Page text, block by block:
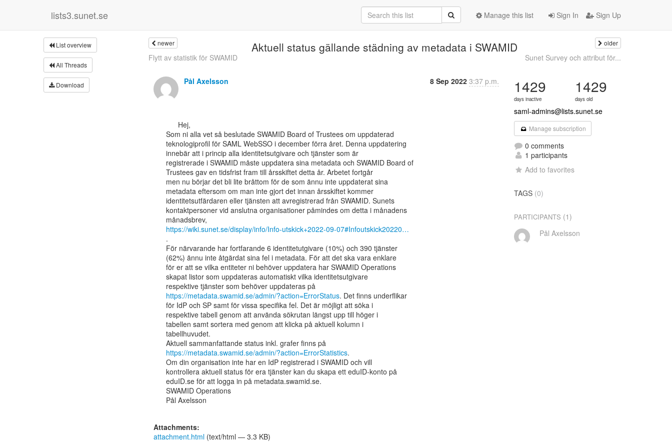
lists3.sunet.se Sign In Sign Up
Manage this list
List overview
All Threads
Download
newer Aktuell status gällande städning av metadata i SWAMID older
Flytt av statistik för SWAMID Sunet Survey och attribut för...
Pål Axelsson 8 Sep 2022 3:37 p.m.
Som ni alla vet så beslutade SWAMID Board of Trustees om uppdaterad
teknologiprofil för SAML WebSSO i december förra året. Denna uppdatering
innebär att i princip alla identitetsutgivare och tjänster som är
registrerade i SWAMID måste uppdatera sina metadata och SWAMID Board of
Trustees gav en tidsfrist fram till årsskiftet detta år. Arbetet fortgår
men nu börjar det bli lite bråttom för de som ännu inte uppdaterat sina
metadata eftersom om man inte gjort det innan årsskiftet kommer
identitetsutfärdaren eller tjänsten att avregistrerad från SWAMID. Sunets
kontaktpersoner vid anslutna organisationer påmindes om detta i månadens
https://wiki.sunet.se/display/info/Info-utskick+2022-09-07#Infoutskick20220…
.
För närvarande har fortfarande 6 identitetutgivare (10%) och 390 tjänster
(62%) ännu inte åtgärdat sina fel i metadata. För att det ska vara enklare
för er att se vilka entiteter ni behöver uppdatera har SWAMID Operations
skapat listor som uppdateras automatiskt vilka identitetsutgivare
https://metadata.swamid.se/admin/?action=ErrorStatus. Det finns underflikar
för IdP och SP samt för vissa specifika fel. Det är möjligt att söka i
respektive tabell genom att använda sökrutan längst upp till höger i
tabellen samt sortera med genom att klicka på aktuell kolumn i
tabellhuvudet.
https://metadata.swamid.se/admin/?action=ErrorStatistics.
Om din organisation inte har en IdP registrerad i SWAMID och vill
kontrollera aktuell status för era tjänster kan du skapa ett eduID-konto på
eduID.se för att logga in på metadata.swamid.se.
SWAMID Operations
Pål Axelsson
Attachments:
attachment.html (text/html — 3.3 KB)
1429
days inactive
1429
days old
saml-admins@lists.sunet.se
Manage subscription
0 comments
1 participants
Add to favorites
TAGS (0)
PARTICIPANTS (1)
Pål Axelsson